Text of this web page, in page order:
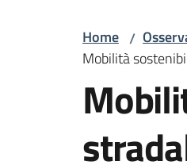
Home /
Mobilità